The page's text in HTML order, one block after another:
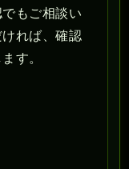
もご相談い
れば、確認
す。